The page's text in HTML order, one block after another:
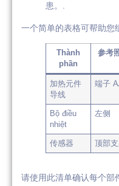
患。.
一个简单的表格可帮助您
Thành
phần
参考
加热元件
导线
端子
Bộ điều
nhiệt
左侧
传感器 顶部
请使用此清单确认每个部